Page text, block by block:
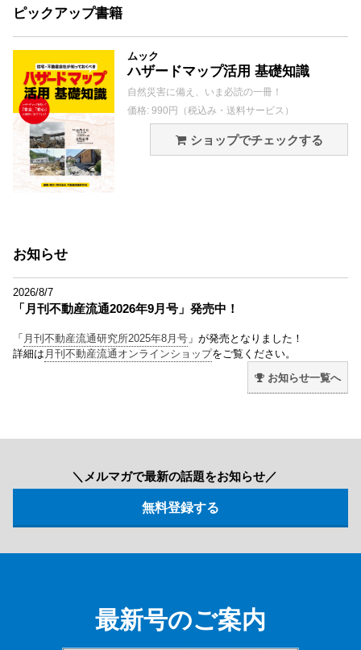
ピックアップ書籍
ムック
ハザードマップ活用 基礎知識
自然災害に備え、いま必読の一冊！
価格: 990円（税込み・送料サービス）
ショップでチェックする
お知らせ
2026/8/7
「月刊不動産流通2026年9月号」発売中！
「 月刊不動産流通研究所2025年8月号 」が発売となりました！
詳細は 月刊不動産流通オンラインショップをご覧ください。
お知らせ一覧へ
＼メルマガで最新の話題をお知らせ／
最新号のご案内